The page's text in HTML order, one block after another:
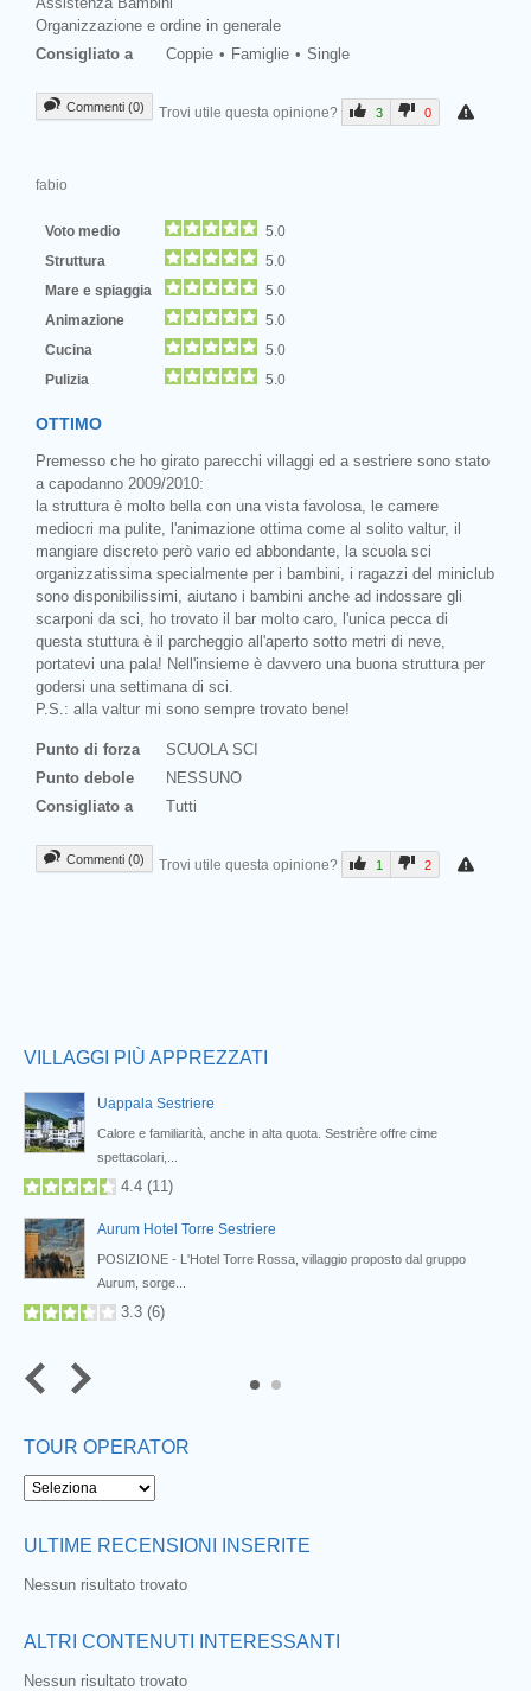
Organizzazione e ordine in generale
Consigliato a
Coppie Famiglie Single
Commenti (0) Trovi utile questa opinione? 3 0
fabio
Voto medio
5.0
Struttura
5.0
Mare e spiaggia
5.0
Animazione
5.0
Cucina
5.0
Pulizia
5.0
OTTIMO
Premesso che ho girato parecchi villaggi ed a sestriere sono stato
a capodanno 2009/2010:
la struttura è molto bella con una vista favolosa, le camere
mediocri ma pulite, l'animazione ottima come al solito valtur, il
mangiare discreto però vario ed abbondante, la scuola sci
organizzatissima specialmente per i bambini, i ragazzi del miniclub
sono disponibilissimi, aiutano i bambini anche ad indossare gli
scarponi da sci, ho trovato il bar molto caro, l'unica pecca di
questa stuttura è il parcheggio all'aperto sotto metri di neve,
portatevi una pala! Nell'insieme è davvero una buona struttura per
godersi una settimana di sci.
P.S.: alla valtur mi sono sempre trovato bene!
Punto di forza
SCUOLA SCI
Punto debole
NESSUNO
Consigliato a
Tutti
Commenti (0) Trovi utile questa opinione? 1 2
VILLAGGI PIÙ APPREZZATI
Uappala Sestriere
Calore e familiarità, anche in alta quota. Sestrière offre cime
spettacolari,...
4.4 (11)
Aurum Hotel Torre Sestriere
POSIZIONE - L'Hotel Torre Rossa, villaggio proposto dal gruppo
Aurum, sorge...
3.3 (6)
TOUR OPERATOR
ULTIME RECENSIONI INSERITE
Nessun risultato trovato
ALTRI CONTENUTI INTERESSANTI
Nessun risultato trovato